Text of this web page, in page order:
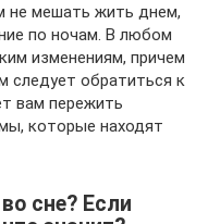
не мешать жить днем,
по ночам. В любом
изменениям, причем
следует обратиться к
вам пережить
которые находят
сне? Если